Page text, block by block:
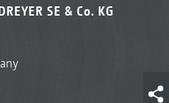
SE & Co. KG